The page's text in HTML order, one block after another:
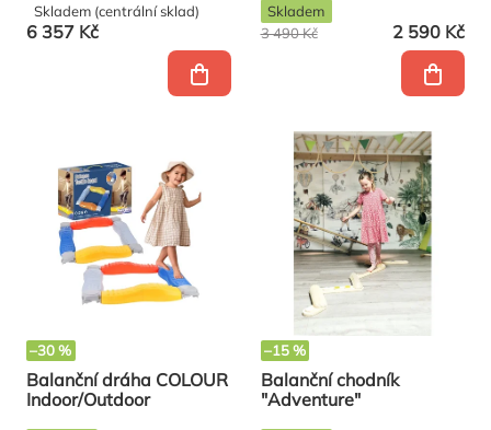
6 357 Kč
Skladem (centrální sklad)
2 590 Kč
3 490 Kč
Skladem
–30 %
Balanční dráha COLOUR
Indoor/Outdoor
–15 %
Balanční chodník
"Adventure"